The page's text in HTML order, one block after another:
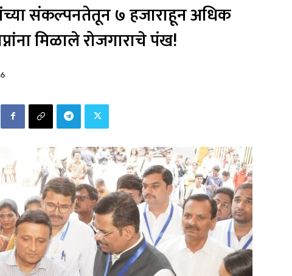
संकल्पनतेतून ७ हजाराहून अधिक
मिळाले रोजगाराचे पंख!